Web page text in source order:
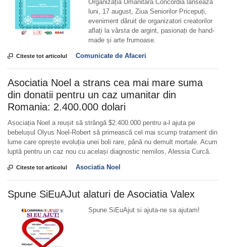
Organizația Umanitară Concordia lansează
luni, 17 august, Ziua Seniorilor Pricepuți,
eveniment dăruit de organizatori creatorilor
aflați la vârsta de argint, pasionați de hand-
made și arte frumoase.
 Citeste tot articolul Comunicate de Afaceri
Asociatia Noel a strans cea mai mare suma
din donatii pentru un caz umanitar din
Romania: 2.400.000 dolari
Asociația Noel a reușit să strângă $2.400.000 pentru a-l ajuta pe
bebelușul Olyus Noel-Robert să primească cel mai scump tratament din
lume care oprește evoluția unei boli rare, până nu demult mortale. Acum
luptă pentru un caz nou cu același diagnostic nemilos, Alessia Curcă.
 Citeste tot articolul Asociatia Noel
Spune SiEuAJut alaturi de Asociatia Valex
Spune SiEuAjut si ajuta-ne sa ajutam!